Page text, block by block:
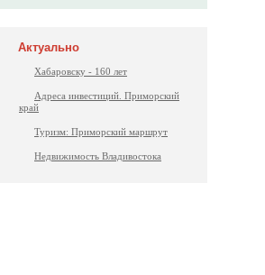
Актуально
Хабаровску - 160 лет
Адреса инвестиций. Приморский
край
Туризм: Приморский маршрут
Недвижимость Владивостока